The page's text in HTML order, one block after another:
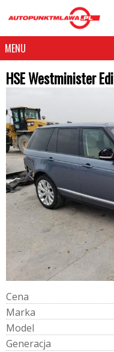
MENU
HSE Westminister
Cena
Marka
Model
Generacja